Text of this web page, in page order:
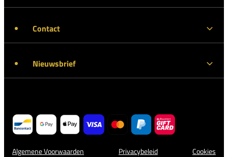
Contact
Nieuwsbrief
Algemene Voorwaarden Privacybeleid Cookies